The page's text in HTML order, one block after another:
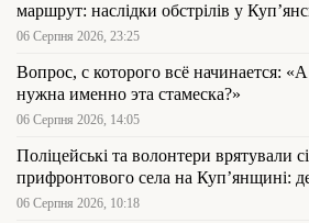
маршрут: наслідки обстрілів у
06 Серпня 2026, 23:25
Вопрос, с которого всё начинается:
нужна именно эта стамеска?»
06 Серпня 2026, 14:05
Поліцейські та волонтери врятували
прифронтового села на Куп’янщині:
06 Серпня 2026, 10:18